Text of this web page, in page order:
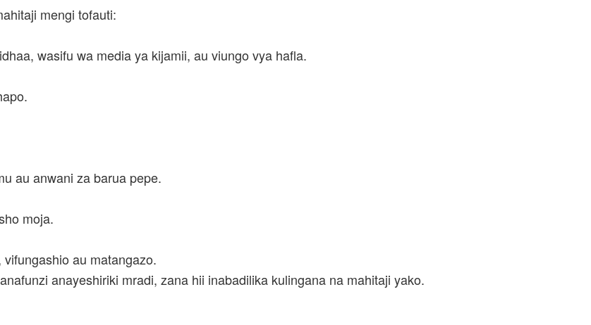
mengi tofauti:
wasifu wa media ya kijamii, au viungo vya hafla.
au anwani za barua pepe.
moja.
au matangazo.
anayeshiriki mradi, zana hii inabadilika kulingana na mahitaji yako.